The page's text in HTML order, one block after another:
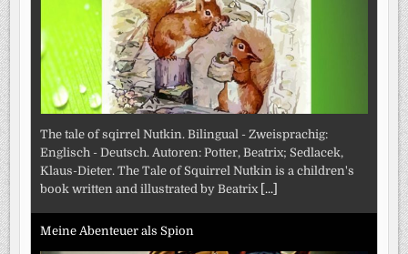
The tale of sqirrel Nutkin. Bilingual - Zweisprachig:
Englisch - Deutsch. Autoren: Potter, Beatrix; Sedlacek,
Klaus-Dieter. The Tale of Squirrel Nutkin is a children's
book written and illustrated by Beatrix [...]
Meine Abenteuer als Spion